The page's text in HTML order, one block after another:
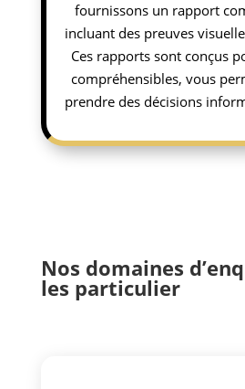
fournissons un rapport
incluant des preuves
Ces rapports sont conçus
compréhensibles, vous
prendre des décisions
Nos domaines
les particulier